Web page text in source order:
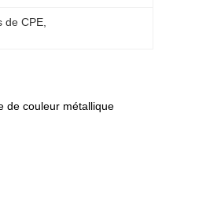
de CPE
de couleur métallique